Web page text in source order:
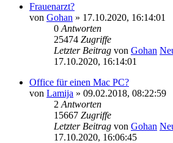
Frauenarzt?
von Gohan » 17.10.2020, 16:14:01
0 Antworten
25474 Zugriffe
Letzter Beitrag von Gohan
17.10.2020, 16:14:01
Office für einen Mac PC?
von Lamija » 09.02.2018, 08:22:59
2 Antworten
15667 Zugriffe
Letzter Beitrag von Gohan
17.10.2020, 16:06:45